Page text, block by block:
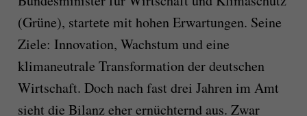
(Grüne), startete mit hohen Erwartungen. Seine
Ziele: Innovation, Wachstum und eine
klimaneutrale Transformation der deutschen
Wirtschaft. Doch nach fast drei Jahren im Amt
sieht die Bilanz eher ernüchternd aus. Zwar